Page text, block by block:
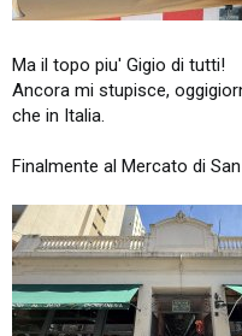
Ma il topo piu' Gigio di tutti!
Ancora mi stupisce,
che in Italia.
Finalmente al Mercato di